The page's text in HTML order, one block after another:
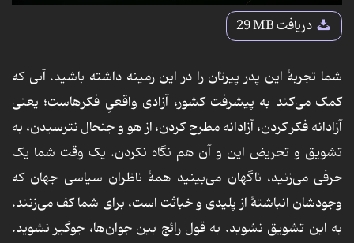
0
دریافت29 MB
شما تجربۀ این پدر پیرتان را در این زمینه داشته باشید. آنی که
کمک می‌کند به پیشرفت کشور، آزادی واقعیِ فکرهاست؛ یعنی
آزادانه فکر کردن، آزادانه مطرح کردن، از هو و جنجال نترسیدن، به
تشویق و تحریض این و آن هم نگاه نکردن. یک وقت شما یک
حرفی می‌زنید، ناگهان می‌بینید همۀ ناظران سیاسی جهان که
وجودشان انباشتۀ از پلیدی و خباثت است، برای شما کف می‌زنند.
به این تشویق نشوید. به قول رائج بین جوان‌ها، جوگیر نشوید.